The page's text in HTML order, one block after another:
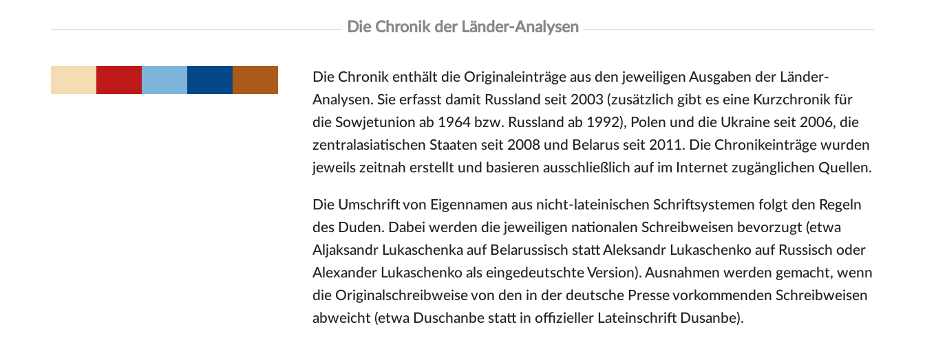
Die Chronik der Länder-Analysen
Die Chronik enthält die Originaleinträge aus den jeweiligen Ausgaben der Länder-
Analysen. Sie erfasst damit Russland seit 2003 (zusätzlich gibt es eine Kurzchronik für
die Sowjetunion ab 1964 bzw. Russland ab 1992), Polen und die Ukraine seit 2006, die
zentralasiatischen Staaten seit 2008 und Belarus seit 2011. Die Chronikeinträge wurden
jeweils zeitnah erstellt und basieren ausschließlich auf im Internet zugänglichen Quellen.
Die Umschrift von Eigennamen aus nicht-lateinischen Schriftsystemen folgt den Regeln
des Duden. Dabei werden die jeweiligen nationalen Schreibweisen bevorzugt (etwa
Aljaksandr Lukaschenka auf Belarussisch statt Aleksandr Lukaschenko auf Russisch oder
Alexander Lukaschenko als eingedeutschte Version). Ausnahmen werden gemacht, wenn
die Originalschreibweise von den in der deutsche Presse vorkommenden Schreibweisen
abweicht (etwa Duschanbe statt in offizieller Lateinschrift Dusanbe).